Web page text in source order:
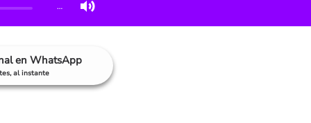
…
en WhatsApp
al instante